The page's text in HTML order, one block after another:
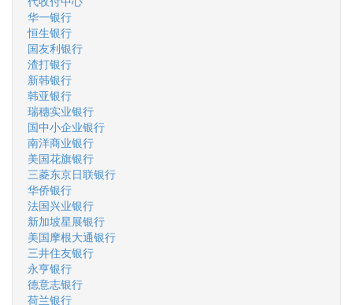
华一银行
恒生银行
国友利银行
渣打银行
新韩银行
韩亚银行
瑞穗实业银行
国中小企业银行
南洋商业银行
美国花旗银行
三菱东京日联银行
华侨银行
法国兴业银行
新加坡星展银行
美国摩根大通银行
三井住友银行
永亨银行
德意志银行
荷兰银行